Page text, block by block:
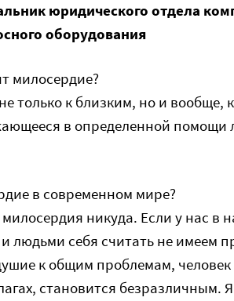
юридического отдела
оборудования
милосердие?
только к близким, но и
в определенной помощи
в современном мире?
никуда. Если у нас в
людьми себя считать не имеем
к общим проблемам,
становится безразличным.